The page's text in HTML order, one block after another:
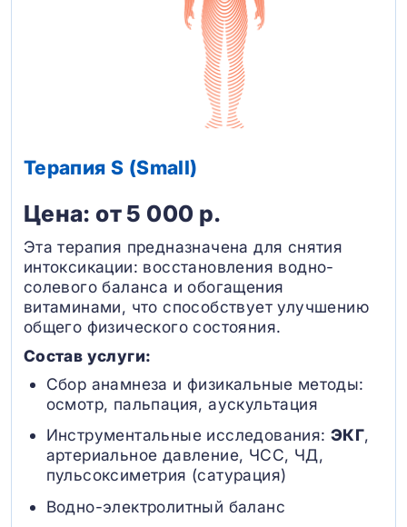
Терапия S (Small)
Цена: от 5 000 р.
Эта терапия предназначена для снятия
интоксикации: восстановления водно-
солевого баланса и обогащения
витаминами, что способствует улучшению
общего физического состояния.
Состав услуги:
Сбор анамнеза и физикальные методы:
осмотр, пальпация, аускультация
Инструментальные исследования: ЭКГ,
артериальное давление, ЧСС, ЧД,
пульсоксиметрия (сатурация)
Водно-электролитный баланс